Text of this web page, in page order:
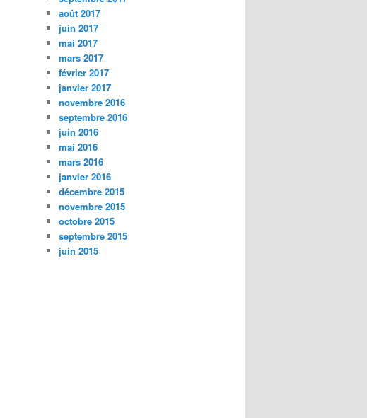
août 2017
juin 2017
mai 2017
mars 2017
février 2017
janvier 2017
novembre 2016
septembre 2016
juin 2016
mai 2016
mars 2016
janvier 2016
décembre 2015
novembre 2015
octobre 2015
septembre 2015
juin 2015